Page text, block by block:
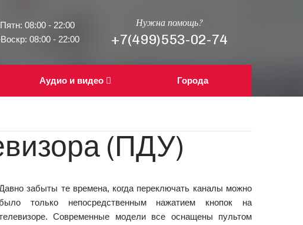
08:00 - 22:00
08:00 - 22:00
Нужна помощь?
+7(499)553-02-74
Аудио и видео Города
(ПДУ)
забыты те времена, когда переключать каналы можно
только непосредственным нажатием кнопок на
Современные модели все оснащены пультом